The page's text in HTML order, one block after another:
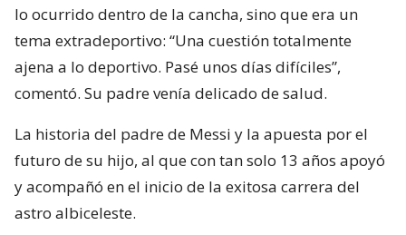
lo ocurrido dentro de la cancha, sino que era un
tema extradeportivo: “Una cuestión totalmente
ajena a lo deportivo. Pasé unos días difíciles”,
comentó. Su padre venía delicado de salud.
La historia del padre de Messi y la apuesta por el
futuro de su hijo, al que con tan solo 13 años apoyó
y acompañó en el inicio de la exitosa carrera del
astro albiceleste.